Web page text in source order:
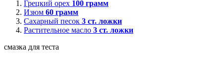
Грецкий орех 100 грамм
Изюм 60 грамм
Сахарный песок 3 ст. ложки
Растительное масло 3 ст. ложки
смазка для теста